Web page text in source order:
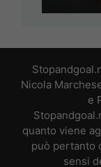
Nicola
e
quanto viene
può pertanto
sensi